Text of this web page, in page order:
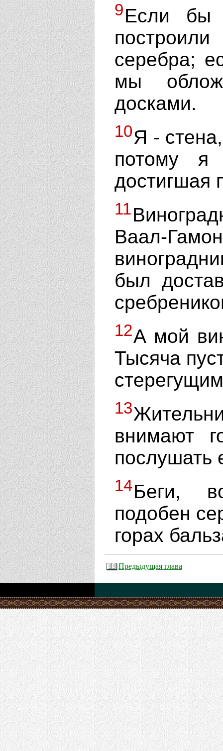
9Если бы
серебра;
мы
досками.
10Я -
потому я
достигшая
11
Ваал-
был
12А мой
Тысяча
13
внимают
послушать
14Беги,
подобен
горах
Предыдущая глава